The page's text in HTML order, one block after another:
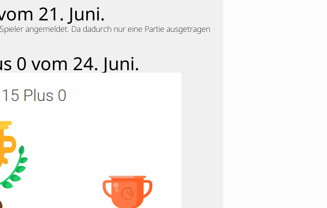
21. Juni.
angemeldet. Da dadurch nur eine Partie ausgetragen
0 vom 24. Juni.